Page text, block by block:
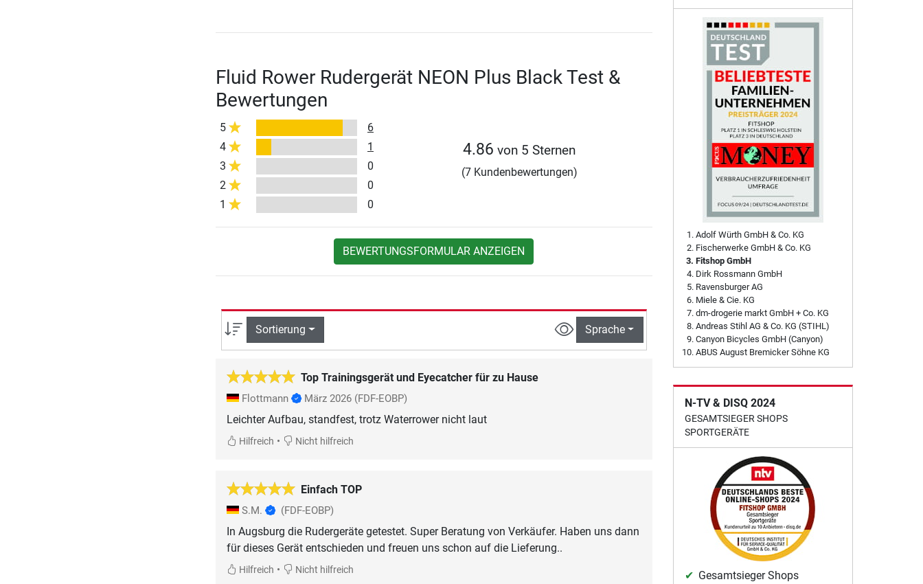
Fluid Rower Rudergerät NEON Plus Black Test &
Bewertungen
5
6
4
1
3
0
2
0
1
0
4.86 von 5 Sternen
(7 Kundenbewertungen)
BEWERTUNGSFORMULAR ANZEIGEN
Sortierung Sprache
Top Trainingsgerät und Eyecatcher für zu Hause
Flottmann März 2026 (FDF-EOBP)
Leichter Aufbau, standfest, trotz Waterrower nicht laut
Hilfreich • Nicht hilfreich
Einfach TOP
S.M. (FDF-EOBP)
In Augsburg die Rudergeräte getestet. Super Beratung von Verkäufer. Haben uns dann
Hilfreich • Nicht hilfreich
Adolf Würth GmbH & Co. KG
Fischerwerke GmbH & Co. KG
Fitshop GmbH
Dirk Rossmann GmbH
Ravensburger AG
Miele & Cie. KG
dm-drogerie markt GmbH + Co. KG
Andreas Stihl AG & Co. KG (STIHL)
Canyon Bicycles GmbH (Canyon)
ABUS August Bremicker Söhne KG
N-TV & DISQ 2024
GESAMTSIEGER SHOPS
SPORTGERÄTE
Gesamtsieger Shops